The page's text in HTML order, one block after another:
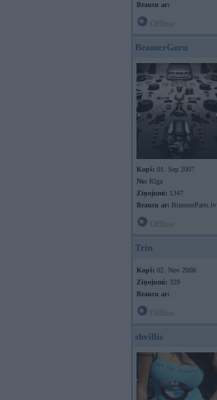
Braucu ar:
BeamerGuru
Kopš: 01. Sep 2007
No: Rīga
Ziņojumi: 1347
Braucu ar: BimmerParts.lv
Trin
Kopš: 02. Nov 2008
Ziņojumi: 329
Braucu ar:
shvillis